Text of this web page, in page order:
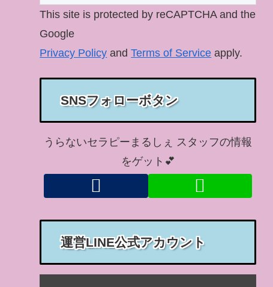
This site is protected by reCAPTCHA and the
Google
Privacy Policy andTerms of Service apply.
SNSフォローボタン
うらないセラピーまるしぇ スタッフの情報
をゲット💕
運営LINE公式アカウント